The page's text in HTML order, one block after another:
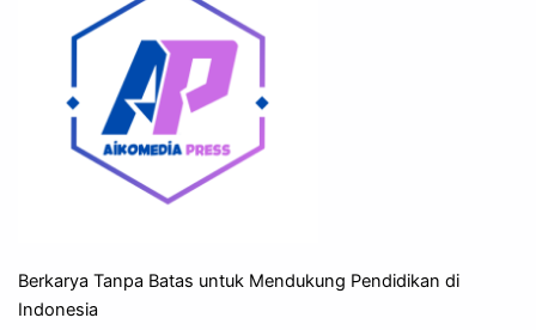
Berkarya Tanpa Batas untuk Mendukung Pendidikan di
Indonesia